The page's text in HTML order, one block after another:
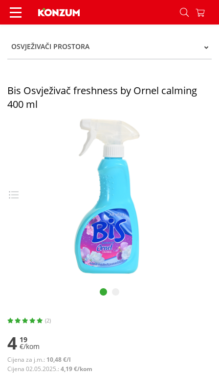
Bis Osvježivač freshness by Ornel calming 400
OSVJEŽIVAČI PROSTORA
Bis Osvježivač freshness by Ornel calming
400 ml
(2)
4 19
€/kom
Cijena za j.m.: 10,48 €/l
Cijena 02.05.2025.: 4,19 €/kom